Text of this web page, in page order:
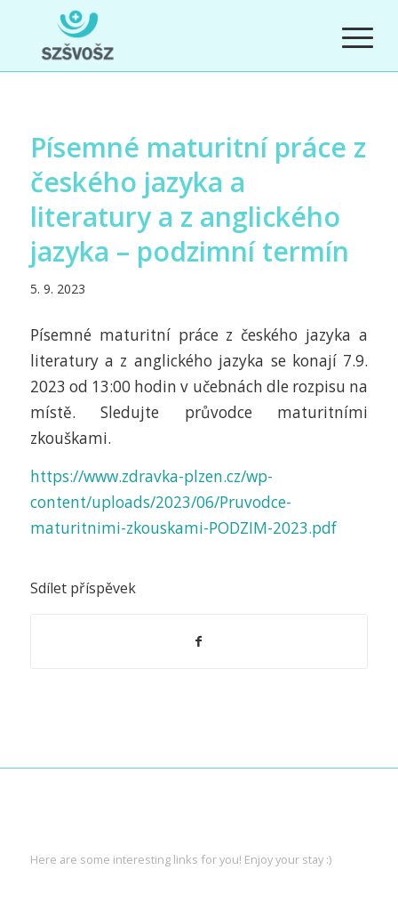
Písemné maturitní práce z
českého jazyka a
literatury a z anglického
jazyka – podzimní termín
5. 9. 2023
Písemné maturitní práce z českého jazyka a
literatury a z anglického jazyka se konají 7.9.
2023 od 13:00 hodin v učebnách dle rozpisu na
místě. Sledujte průvodce maturitními
zkouškami.
https://www.zdravka-plzen.cz/wp-
content/uploads/2023/06/Pruvodce-
maturitnimi-zkouskami-PODZIM-2023.pdf
Sdílet příspěvek
Here are some interesting links for you! Enjoy your stay :)